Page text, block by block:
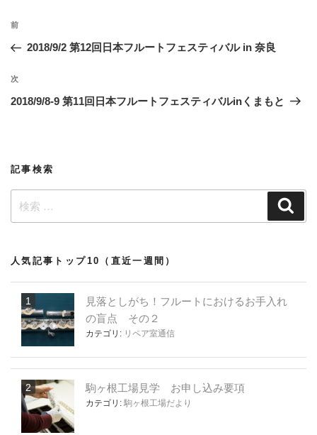
投
ビ
ゲ
ン
過
去
投
稿
前
2018/9/2 第12回日本フルートフェスティバル in 奈良
次
の
次
2018/9/8-9 第11回日本フルートフェスティバルinくまもと
記事検索
索:
人気記事トップ10（直近一週間）
見落としがち！フルートにおけるお手入れ
の盲点 その２
カテゴリ: リペア室通信
駒ヶ根工場見学 お申し込み要項
カテゴリ: 駒ヶ根工場だより